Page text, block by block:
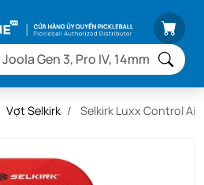
Vợt Selkirk Selkirk Luxx Control Air